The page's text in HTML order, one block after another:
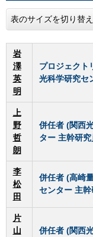
表のサイズを切り替
岩
澤
英
明
プロジェクト
光科学研究セ
上
野
哲
朗
併任者(関西
ター 主幹研究
李
松
田
併任者(高崎
センター 主幹
片
山
併任者(関西